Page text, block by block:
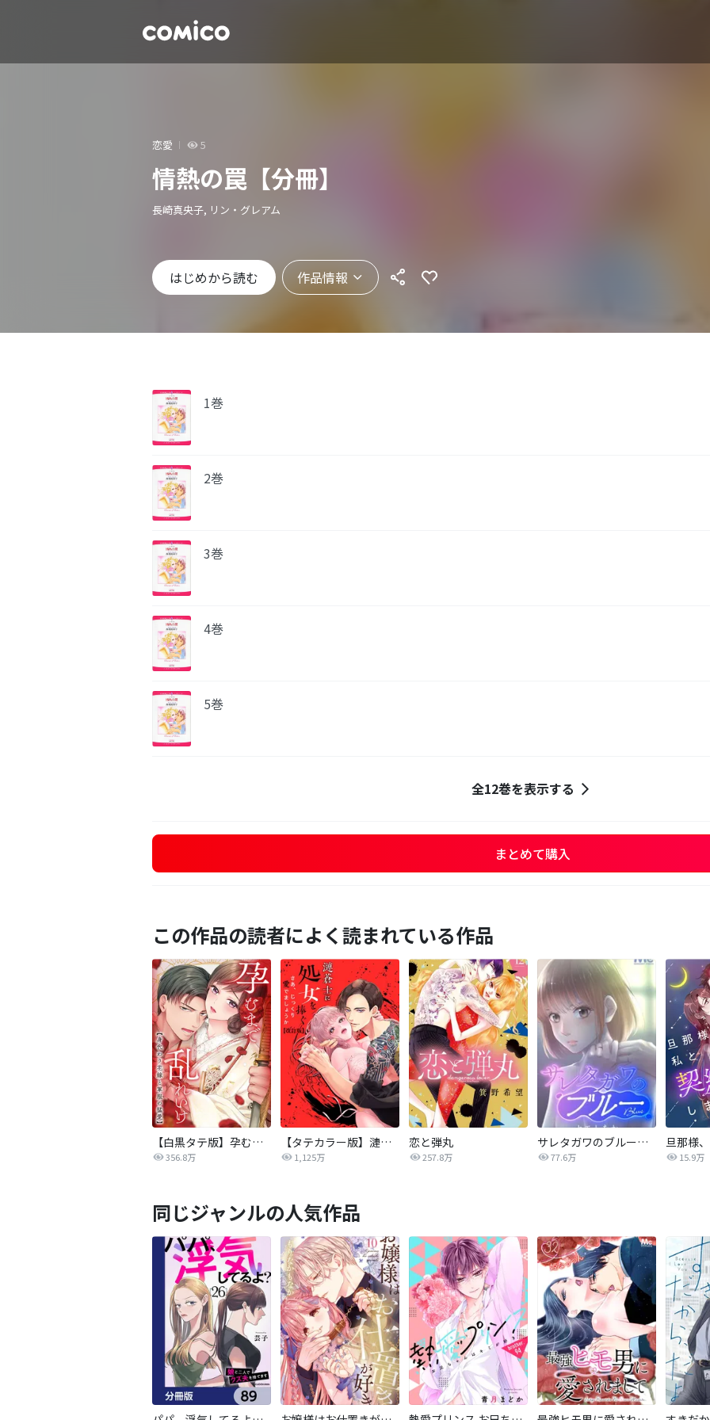
恋愛 5
情熱の罠【分冊】
長崎真央子, リン・グレアム
はじめから読む 作品情報
1巻
2巻
3巻
4巻
5巻
全12巻を表示する
まとめて購入
この作品の読者によく読まれている作品
【白黒タテ版】孕むまで乱れいけ～身代わり花嫁と軍服の猛愛
356.8万
【タテカラー版】漣蒼士に処女を捧ぐ～さあ、じっくり愛でましょうか
1,125万
恋と弾丸
257.8万
サレタガワのブルー【タテヨミ】
77.6万 15.9万
同じジャンルの人気作品